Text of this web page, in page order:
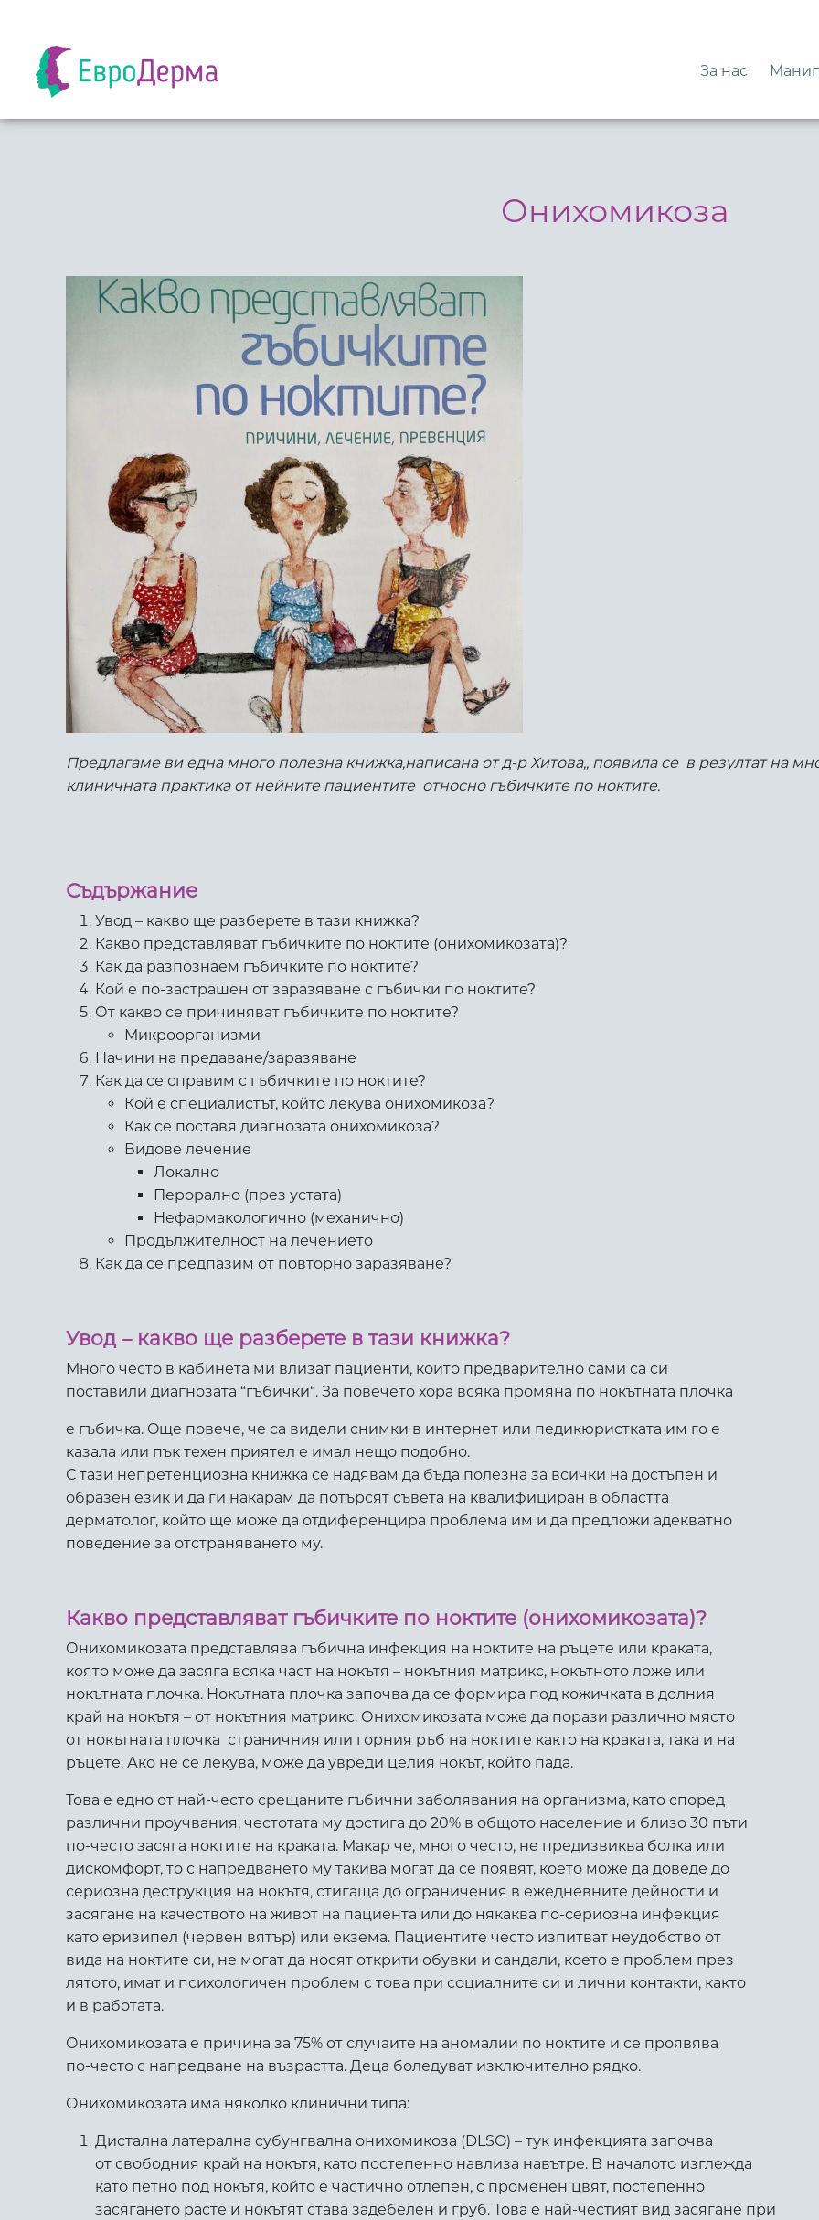
За нас
Онихомикоза
Предлагаме ви една много полезна книжка,написана от д-р Хитова,, появила се в резултат на
клиничната практика от нейните пациентите относно гъбичките по ноктите.
Съдържание
Увод – какво ще разберете в тази книжка?
Какво представляват гъбичките по ноктите (онихомикозата)?
Как да разпознаем гъбичките по ноктите?
Кой е по-застрашен от заразяване с гъбички по ноктите?
От какво се причиняват гъбичките по ноктите?
Микроорганизми
Начини на предаване/заразяване
Как да се справим с гъбичките по ноктите?
Кой е специалистът, който лекува онихомикоза?
Как се поставя диагнозата онихомикоза?
Видове лечение
Локално
Перорално (през устата)
Нефармакологично (механично)
Продължителност на лечението
Как да се предпазим от повторно заразяване?
Увод – какво ще разберете в тази книжка?
Много често в кабинета ми влизат пациенти, които предварително сами са си
поставили диагнозата “гъбички“. За повечето хора всяка промяна по нокътната плочка
е гъбичка. Oще повече, че са видели снимки в интернет или педикюристката им го е
казала или пък техен приятел е имал нещо подобно.
С тази непретенциозна книжка се надявам да бъда полезна за всички на достъпен и
образен език и да ги накарам да потърсят съвета на квалифициран в областта
дерматолог, който ще може да отдиференцира проблема им и да предложи адекватно
поведение за отстраняването му.
Какво представляват гъбичките по ноктите (онихомикозата)?
Онихомикозата представлява гъбична инфекция на ноктите на ръцете или краката,
която може да засяга всяка част на нокътя – нокътния матрикс, нокътното ложе или
нокътната плочка. Нокътната плочка започва да се формира под кожичката в долния
край на нокътя – от нокътния матрикс. Онихомикозата може да порази различно място
от нокътната плочка ­ страничния или горния ръб на ноктите както на краката, така и на
ръцете. Ако не се лекува, може да увреди целия нокът, който пада.
Това е едно от най-често срещаните гъбични заболявания на организма, като според
различни проучвания, честотата му достига до 20% в общото население и близо 30 пъти
по-често засяга ноктите на краката. Макар че, много често, не предизвиква болка или
дискомфорт, то с напредването му такива могат да се появят, кoeто може да доведе до
сериозна деструкция на нокътя, стигаща до ограничения в ежедневните дейности и
засягане на качеството на живот на пациента или до някаква по-сериозна инфекция
като еризипел (червен вятър) или екзема. Пациентите често изпитват неудобство от
вида на ноктите си, не могат да носят открити обувки и сандали, което е проблем през
лятото, имат и психологичен проблем с това при социалните си и лични контакти, както
и в работата.
Онихомикозата е причина за 75% от случаите на аномалии по ноктите и се проявява
по-често с напредване на възрастта. Деца боледуват изключително рядко.
Онихомикозата има няколко клинични типа:
Дистална латерална субунгвална онихомикоза (DLSO) – тук инфекцията започва
от свободния край на нокътя, като постепенно навлиза навътре. В началото изглежда
като петно под нокътя, който е частично отлепен, с променен цвят, постепенно
засягането расте и нокътят става задебелен и груб. Това е най-честият вид засягане при